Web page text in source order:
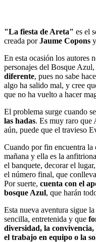
"La fiesta de Areta" es el
creada porJaume Copons y
En esta ocasión los autores
personajes del Bosque
diferente, pues no sabe
algo ha salido mal, y cree
que no ha vuelto a hacer
El problema surge cuando
las hadas. Es muy raro que
aún, puede que el travieso
Cuando por fin encuentra la
mañana y ella es la
el banquete, decorar el
el número final, que
Por suerte, cuenta con el
bosque Azul, que harán
Esta nueva aventura sigue
sencilla, entretenida y que
diversidad, la
el trabajo en equipo o la